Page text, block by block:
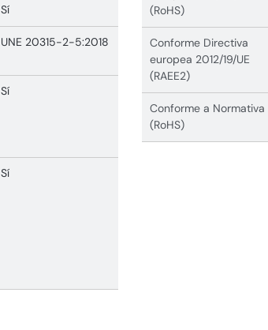
Sí
UNE 20315-2-5:2018
Sí
Sí
(RoHS)
Conforme Directiva
europea 2012/19/UE
(RAEE2)
Conforme a Normativa
(RoHS)